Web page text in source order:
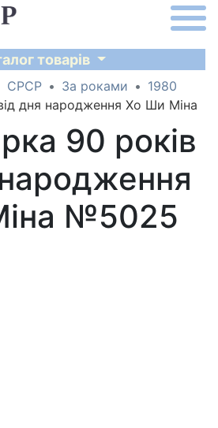
товарів
СРСР За роками
1980
дня народження Хо Ши Міна
90 років
№5025